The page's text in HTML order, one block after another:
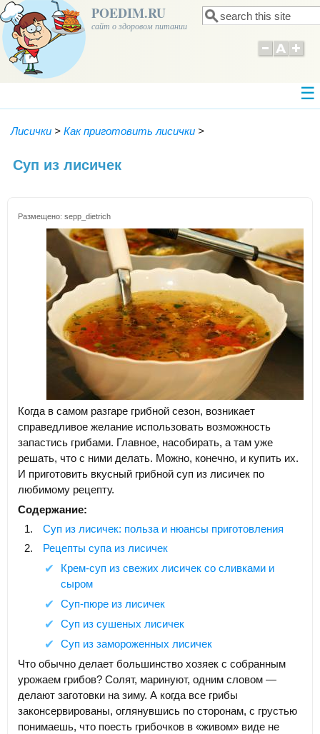
POEDIM.RU
сайт о здоровом питании Форма поиска
Поиск
Лисички > Как приготовить лисички >
Суп из лисичек
Размещено: sepp_dietrich
Когда в самом разгаре грибной сезон, возникает
справедливое желание использовать возможность
запастись грибами. Главное, насобирать, а там уже
решать, что с ними делать. Можно, конечно, и купить их.
И приготовить вкусный грибной суп из лисичек по
любимому рецепту.
Содержание:
Суп из лисичек: польза и нюансы приготовления
Рецепты супа из лисичек
Крем-суп из свежих лисичек со сливками и
сыром
Суп-пюре из лисичек
Суп из сушеных лисичек
Суп из замороженных лисичек
Что обычно делает большинство хозяек с собранным
урожаем грибов? Солят, маринуют, одним словом —
делают заготовки на зиму. А когда все грибы
законсервированы, оглянувшись по сторонам, с грустью
понимаешь, что поесть грибочков в «живом» виде не